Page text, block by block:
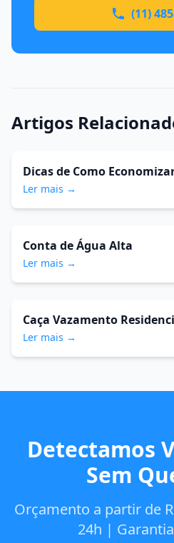
(11)
Artigos
Dicas de Como
Ler mais →
Conta de Água Alta
Ler mais →
Caça Vazamento
Ler mais →
Detectamos
Sem
Orçamento a partir de
24h |